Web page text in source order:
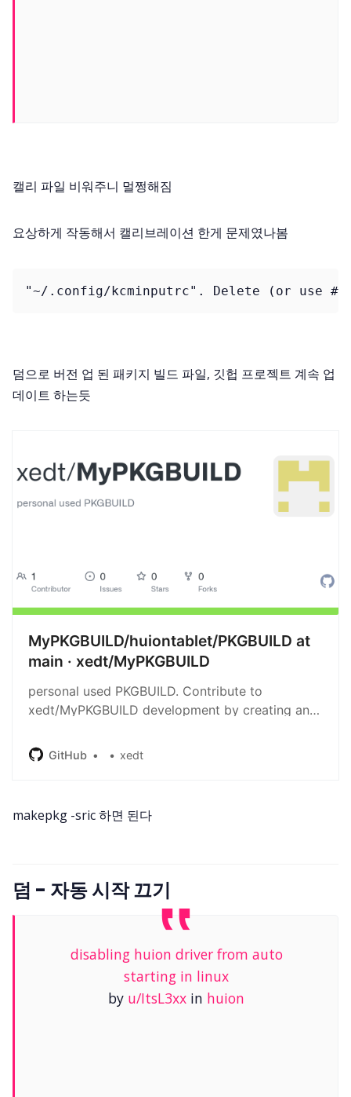
캘리 파일 비워주니 멀쩡해짐
요상하게 작동해서 캘리브레이션 한게 문제였나봄
"~/.config/kcminputrc". Delete (or use
덤으로 버전 업 된 패키지 빌드 파일, 깃헙 프로젝트 계속 업
데이트 하는듯
MyPKGBUILD/huiontablet/PKGBUILD at
main · xedt/MyPKGBUILD
personal used PKGBUILD. Contribute to
xedt/MyPKGBUILD development by creating an
GitHub xedt
makepkg -sric 하면 된다
덤 - 자동 시작 끄기
disabling huion driver from auto
starting in linux
by u/ItsL3xx in huion